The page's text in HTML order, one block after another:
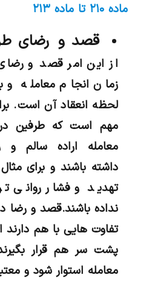
ماده ۲۱۰ تا ماده ۲۱۳
قصد و رضای
از این امر قصد و
زمان انجام معامله و
لحظه انعقاد آن است.
مهم است که طرفین در
معامله اراده سالم
داشته باشند و برای مثال
تهدید و فشار روانی
نداده باشند.قصد و رضا
تفاوت هایی با هم دارند
پشت سر هم قرار
معامله استوار شود و